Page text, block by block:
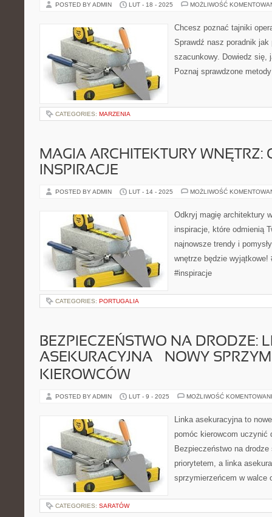
POSTED BY ADMIN LUT - 18 - 2025 MOŻLIWOŚĆ
Chcesz poznać tajniki
Sprawdź nasz poradnik
szacunkowy. Dowiedz się,
Poznaj sprawdzone
CATEGORIES: MARZENIA
MAGIA ARCHITEKTURY WNĘTRZ:
INSPIRACJE
POSTED BY ADMIN LUT - 14 - 2025 MOŻLIWOŚĆ
Odkryj magię architektury
inspiracje, które odmienią
najnowsze trendy i
wnętrze będzie wyjątkowe!
#inspiracje
CATEGORIES: PORTUGALIA
BEZPIECZEŃSTWO NA DRODZE:
ASEKURACYJNA – NOWY
KIEROWCÓW
POSTED BY ADMIN LUT - 9 - 2025 MOŻLIWOŚĆ
Linka asekuracyjna to
pomóc kierowcom uczynić
Bezpieczeństwo na
priorytetem, a linka
sprzymierzeńcem w walce
CATEGORIES: SARATÓW